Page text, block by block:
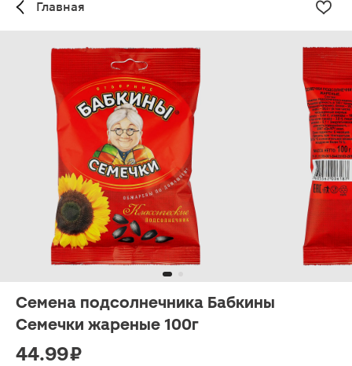
Главная
Семена подсолнечника Бабкины
Семечки жареные 100г
44.99 ₽